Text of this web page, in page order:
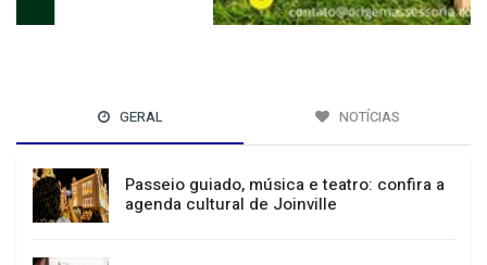
GERAL NOTÍCIAS